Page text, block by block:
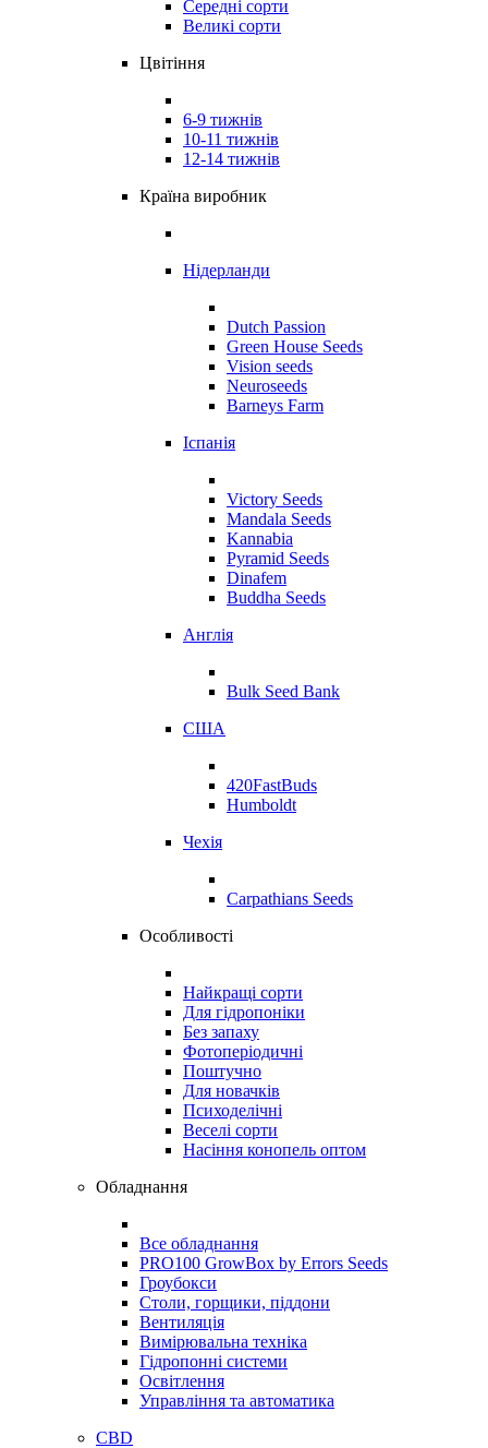
Середні сорти
Великі сорти
Цвітіння
6-9 тижнів
10-11 тижнів
12-14 тижнів
Країна виробник
Нідерланди
Dutch Passion
Green House Seeds
Vision seeds
Neuroseeds
Barneys Farm
Іспанія
Victory Seeds
Mandala Seeds
Kannabia
Pyramid Seeds
Dinafem
Buddha Seeds
Англія
Bulk Seed Bank
США
420FastBuds
Humboldt
Чехія
Carpathians Seeds
Особливості
Найкращі сорти
Для гідропоніки
Без запаху
Фотоперіодичні
Поштучно
Для новачків
Психоделічні
Веселі сорти
Насіння конопель оптом
Обладнання
Все обладнання
PRO100 GrowBox by Errors Seeds
Гроубокси
Столи, горщики, піддони
Вентиляція
Вимірювальна техніка
Гідропонні системи
Освітлення
Управління та автоматика
CBD